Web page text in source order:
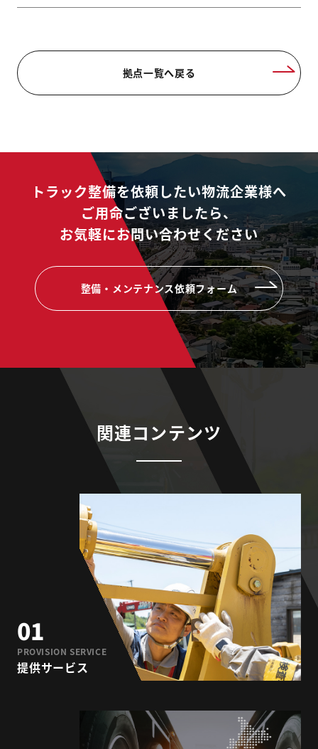
拠点一覧へ戻る
トラック整備を依頼したい物流企業様へ
ご用命ございましたら、
お気軽にお問い合わせください
整備・メンテナンス依頼フォーム
関連コンテンツ
01
PROVISION SERVICE
提供サービス